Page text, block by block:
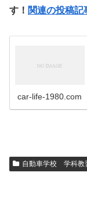
す！ 関連の投稿記
car-life-1980.com
自動車学校 学科教